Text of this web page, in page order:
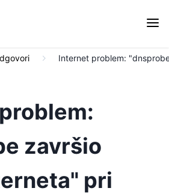
Internet problem:
završio
pri